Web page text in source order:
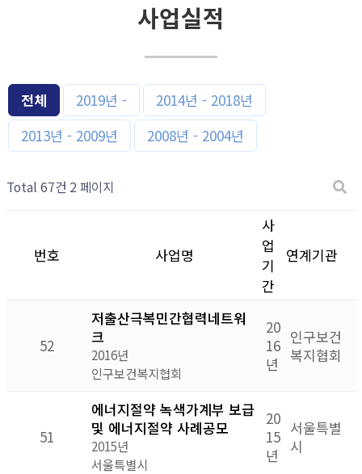
사업실적
전체 2019년 -
2014년 - 2018년
2013년 - 2009년
2008년 - 2004년
Total 67건 2 페이지
번호 사업명
사
업
기
간
연계기관
52
저출산극복민간협력네트워
크
2016년
인구보건복지협회
20
16
년
인구보건
복지협회
51
에너지절약 녹색가계부 보급
및 에너지절약 사례공모
2015년
서울특별시
20
15
년
서울특별
시